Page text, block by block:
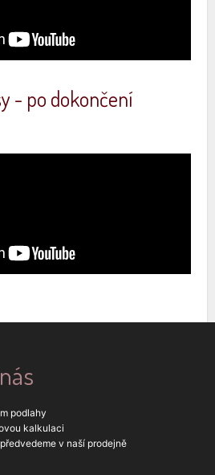
- po dokončení
podlahy
kalkulaci
v naší prodejně